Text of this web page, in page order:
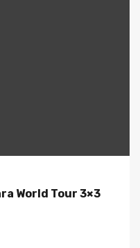
World Tour 3×3